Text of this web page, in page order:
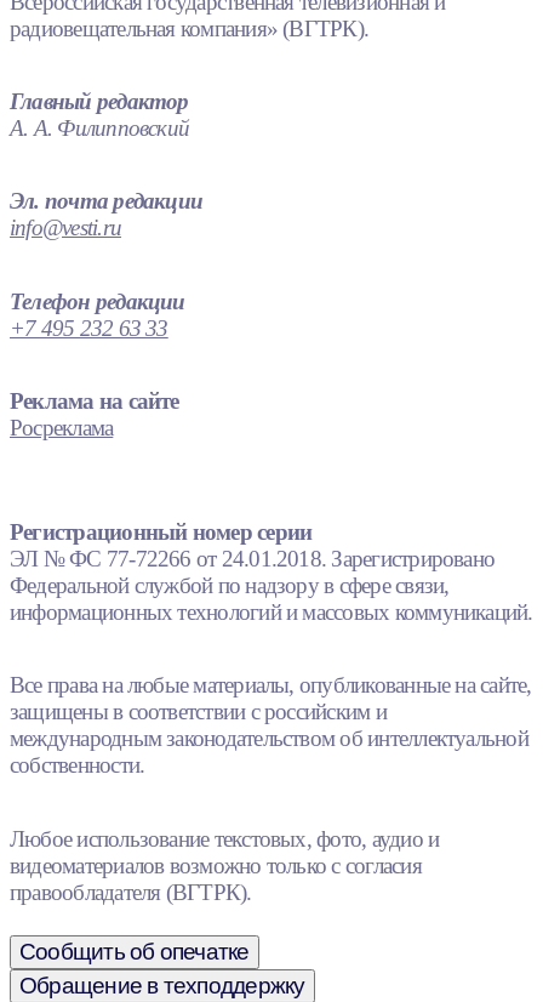
радиовещательная компания» (ВГТРК).
Главный редактор
А. А. Филипповский
Эл. почта редакции
info@vesti.ru
Телефон редакции
+7 495 232 63 33
Реклама на сайте
Росреклама
Регистрационный номер серии
ЭЛ № ФС 77-72266 от 24.01.2018. Зарегистрировано
Федеральной службой по надзору в сфере связи,
информационных технологий и массовых коммуникаций.
Все права на любые материалы, опубликованные на сайте,
защищены в соответствии с российским и
международным законодательством об интеллектуальной
собственности.
Любое использование текстовых, фото, аудио и
видеоматериалов возможно только с согласия
правообладателя (ВГТРК).
Сообщить об опечатке
Обращение в техподдержку